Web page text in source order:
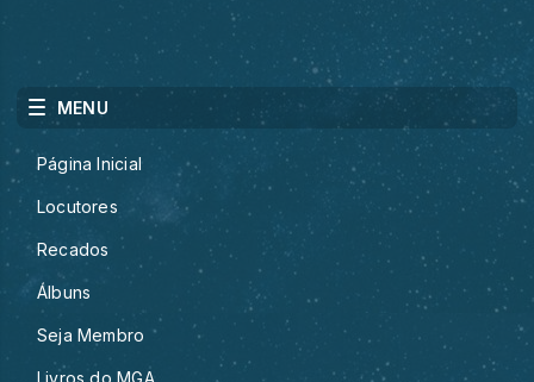
MENU
Página Inicial
Locutores
Recados
Álbuns
Seja Membro
Livros do MGA